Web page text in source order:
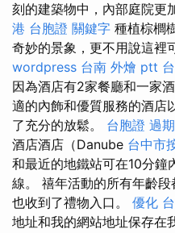
刻的建築物中，內部庭院更
港 台胞證 關鍵字 種植棕櫚
奇妙的景象，更不用說這裡
wordpress 台南 外燴 ptt
因為酒店有2家餐廳和一家酒
適的內飾和優質服務的酒店
了充分的放鬆。 台胞證 過期
酒店酒店（Danube 台中市
和最近的地鐵站可在10分鐘
線。 禧年活動的所有年齡
也收到了禮物入口。 優化
地址和我的網站地址保存在